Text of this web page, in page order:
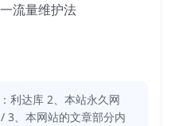
流量维护法
利达库 2、本站永久网
、本网站的文章部分内